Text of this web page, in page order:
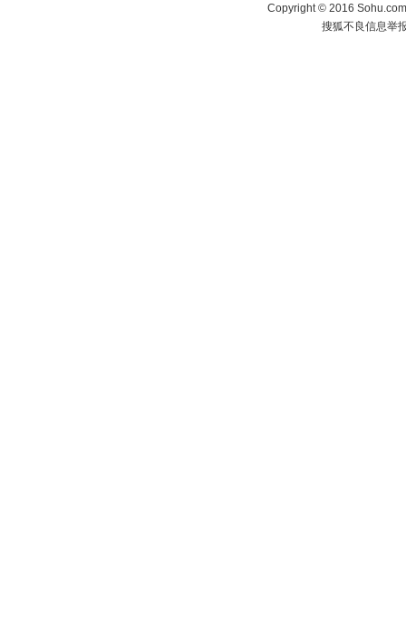
Copyright©2016
搜狐不良信息举